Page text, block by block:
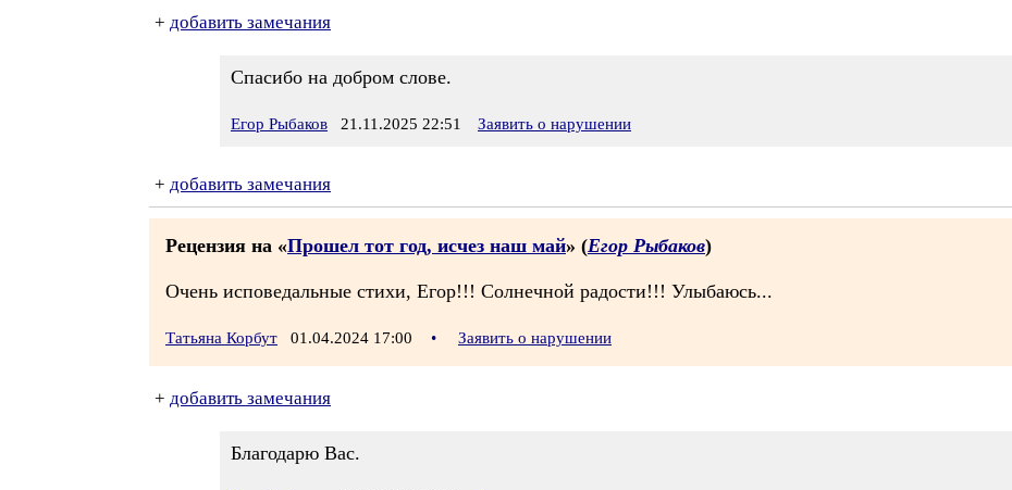
+ добавить замечания
Спасибо на добром слове.
Егор Рыбаков 21.11.2025 22:51 Заявить о нарушении
+ добавить замечания
Рецензия на «Прошел тот год, исчез наш май» (Егор Рыбаков)
Очень исповедальные стихи, Егор!!! Солнечной радости!!! Улыбаюсь...
Татьяна Корбут 01.04.2024 17:00 • Заявить о нарушении
+ добавить замечания
Благодарю Вас.